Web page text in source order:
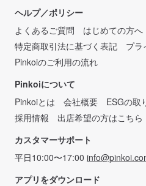
ヘルプ／ポリシー
よくあるご質問
はじめての方へ
特定商取引法に基づく表記
プラ
Pinkoiのご利用の流れ
Pinkoiについて
Pinkoiとは
会社概要 ESGの取
採用情報
出店希望の方はこちら
カスタマーサポート
平日10:00〜17:00
アプリをダウンロード